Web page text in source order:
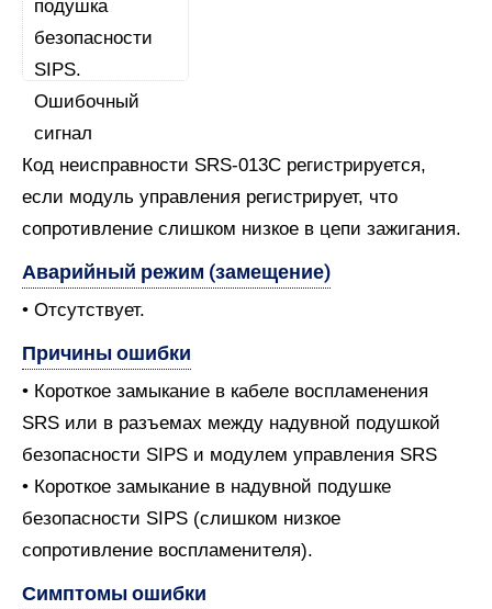
Код неисправности SRS-013C регистрируется,
если модуль управления регистрирует, что
сопротивление слишком низкое в цепи зажигания.
Аварийный режим (замещение)
• Отсутствует.
Причины ошибки
• Короткое замыкание в кабеле воспламенения
SRS или в разъемах между надувной подушкой
безопасности SIPS и модулем управления SRS
• Короткое замыкание в надувной подушке
безопасности SIPS (слишком низкое
сопротивление воспламенителя).
Симптомы ошибки